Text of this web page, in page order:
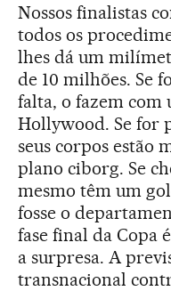
Nossos finalistas
todos os
lhes dá um
de 10 milhões. Se
falta, o fazem
Hollywood. Se for
seus corpos estão
plano ciborg. Se
mesmo têm um
fosse o
fase final da Copa
a surpresa. A
transnacional